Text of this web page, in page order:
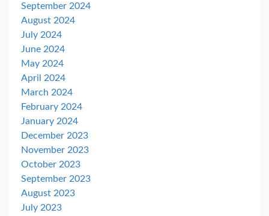
September 2024
August 2024
July 2024
June 2024
May 2024
April 2024
March 2024
February 2024
January 2024
December 2023
November 2023
October 2023
September 2023
August 2023
July 2023